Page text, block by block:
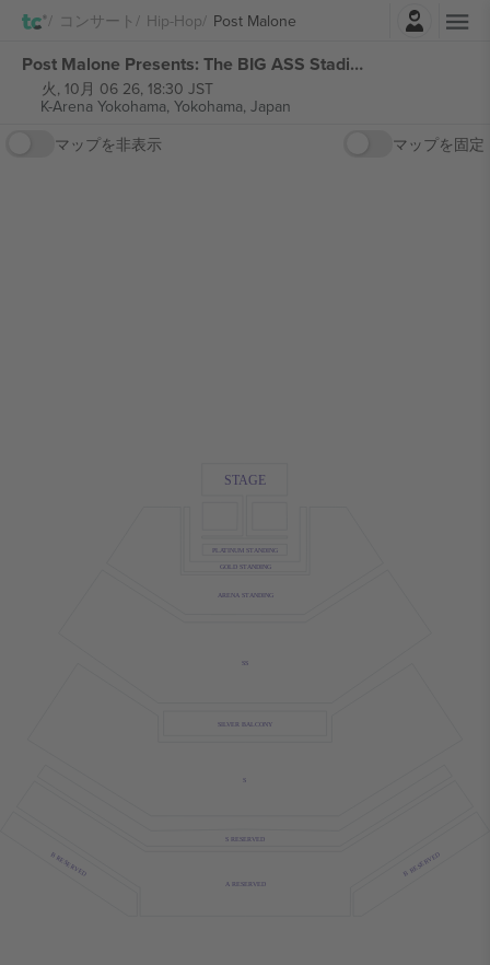
コンサート Hip-Hop Post Maloneログイン
Post Malone Presents: The BIG ASS Stadium チケット
火, 10月 06 26, 18:30 JST
K-Arena Yokohama, Yokohama, Japan
マップを非表示
マップを固定
PLATINUM STANDING
GOLD STANDING
ARENA STANDING
SS
S
B RESERVED B RESERVED
A RESERVED
S RESERVED
SILVER BALCONY
STAGE